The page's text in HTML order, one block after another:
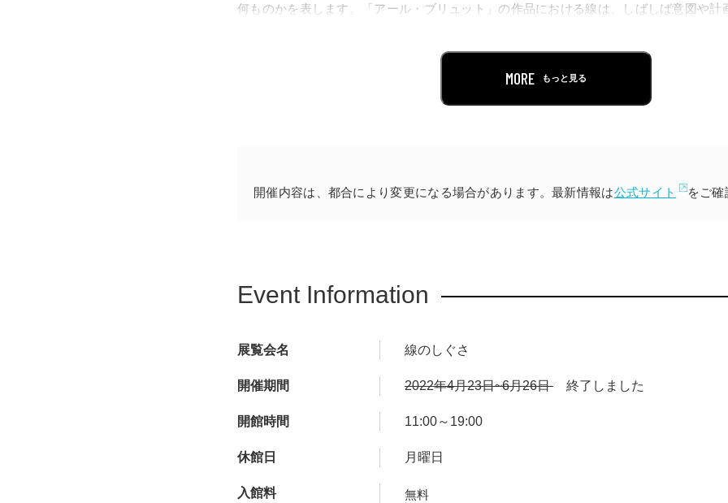
何ものかを表します。「アール・ブリュット」の作品における線は、しばしば意図や計
動きと離れがたく強く結びついています。そのため、作家のからだと心のしぐさは線に
さを生むのです。本展では、10人の作家がつむぎ出す線のしぐさをなぞります。
MORE もっと見る
開催内容は、都合により変更になる場合があります。最新情報は公式サイト をご確
Event Information
展覧会名 線のしぐさ
開催期間 2022年4月23日~6月26日 終了しました
開館時間 11:00～19:00
休館日 月曜日
入館料 無料